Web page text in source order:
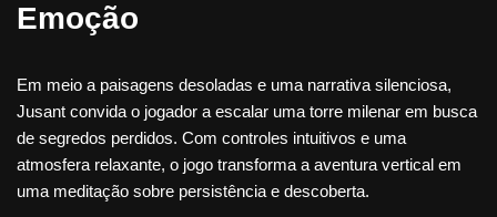
Emoção
Em meio a paisagens desoladas e uma narrativa silenciosa,
Jusant convida o jogador a escalar uma torre milenar em busca
de segredos perdidos. Com controles intuitivos e uma
atmosfera relaxante, o jogo transforma a aventura vertical em
uma meditação sobre persistência e descoberta.